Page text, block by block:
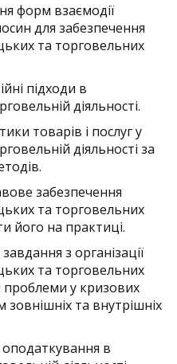
форм взаємодії
для забезпечення
та торговельних
підходи в
діяльності.
товарів і послуг у
діяльності за
забезпечення
та торговельних
його на практиці.
з організації
та торговельних
проблеми у кризових
зовнішніх та внутрішніх
в